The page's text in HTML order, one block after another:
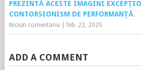
PREZINTĂ ACESTE IMAGINI
CONTORSIONISM DE PERFORMANȚĂ.
Niciun comentariu feb. 22, 2025
ADD A COMMENT